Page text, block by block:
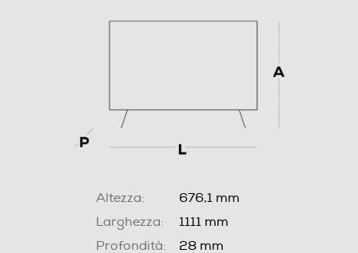
Altezza:
676,1 mm
Larghezza:
1111 mm
Profondità:
28 mm